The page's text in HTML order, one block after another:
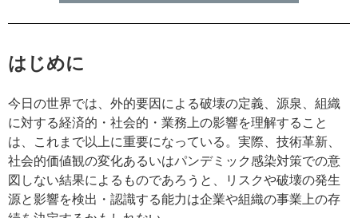
はじめに
今日の世界では、外的要因による破壊の定義、源泉、組織
に対する経済的・社会的・業務上の影響を理解すること
は、これまで以上に重要になっている。実際、技術革新、
社会的価値観の変化あるいはパンデミック感染対策での意
図しない結果によるものであろうと、リスクや破壊の発生
源と影響を検出・認識する能力は企業や組織の事業上の存